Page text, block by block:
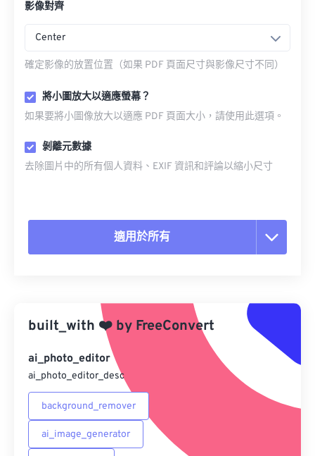
影像對齊
Center
確定影像的放置位置（如果 PDF 頁面尺寸與影像尺寸不同）
將小圖放大以適應螢幕？
如果要將小圖像放大以適應 PDF 頁面大小，請使用此選項。
剝離元數據
去除圖片中的所有個人資料、EXIF 資訊和評論以縮小尺寸
適用於所有
另存為預設
built_with ❤️ by FreeConvert
ai_photo_editor
ai_photo_editor_desc
background_remover
ai_image_generator